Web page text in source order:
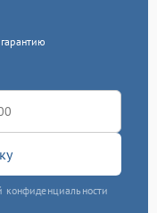
конфиденциальности